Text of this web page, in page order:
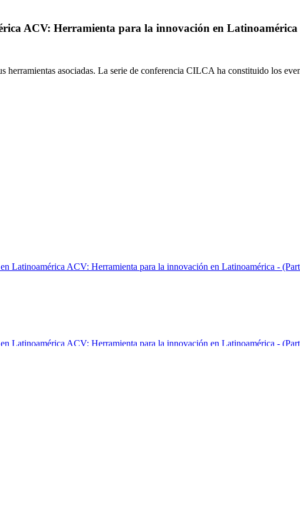
ACV: Herramienta para la innovación en Latinoamérica
asociadas. La serie de conferencia CILCA ha constituido los
Latinoamérica ACV: Herramienta para la innovación en Latinoamérica -
Latinoamérica ACV: Herramienta para la innovación en Latinoamérica -